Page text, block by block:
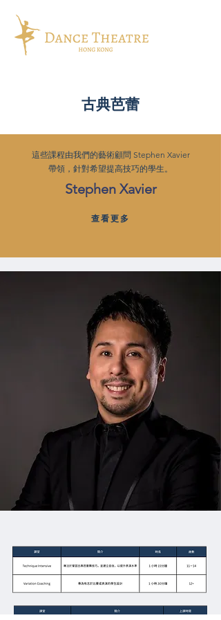
古典芭蕾
這些課程由我們的藝術顧問 Stephen Xavier
帶領，針對希望提高技巧的學生。
Stephen Xavier
查看更多